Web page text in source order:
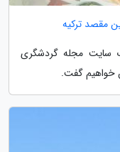
مقصد ترکیه
سایت مجله گردشگری
خواهیم گفت.